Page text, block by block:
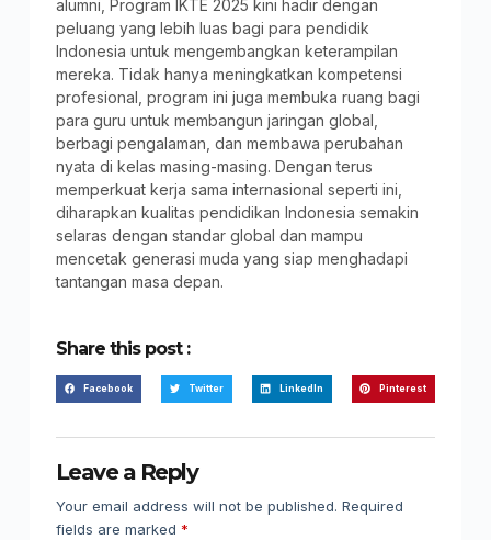
alumni, Program IKTE 2025 kini hadir dengan
peluang yang lebih luas bagi para pendidik
Indonesia untuk mengembangkan keterampilan
mereka. Tidak hanya meningkatkan kompetensi
profesional, program ini juga membuka ruang bagi
para guru untuk membangun jaringan global,
berbagi pengalaman, dan membawa perubahan
nyata di kelas masing-masing. Dengan terus
memperkuat kerja sama internasional seperti ini,
diharapkan kualitas pendidikan Indonesia semakin
selaras dengan standar global dan mampu
mencetak generasi muda yang siap menghadapi
tantangan masa depan.
Share this post :
Facebook Twitter LinkedIn Pinterest
Leave a Reply
Your email address will not be published. Required
fields are marked *